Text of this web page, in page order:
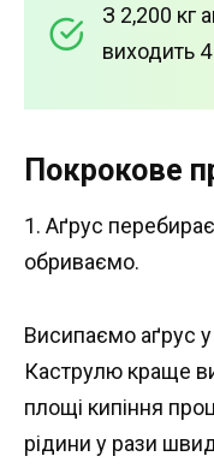
З 2,200 кг
виходить
Покрокове
1. Аґрус
обриваємо.
Висипаємо аґрус
Каструлю краще
площі кипіння
рідини у рази